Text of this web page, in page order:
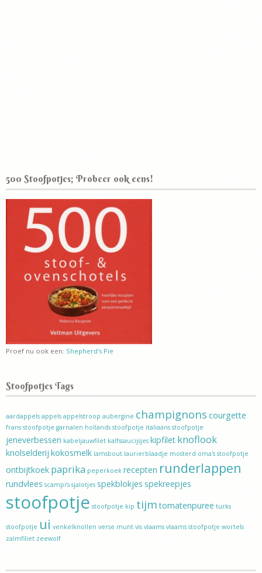
500 Stoofpotjes; Probeer ook eens!
Proef nu ook een: Shepherd's Pie
Stoofpotjes Tags
aardappels appels appelstroop aubergine champignons courgette
frans stoofpotje garnalen hollands stoofpotje italiaans stoofpotje
jeneverbessen kabeljauwfilet kalfssaucijsjes kipfilet knoflook
knolselderij kokosmelk lamsbout laurierblaadje mosterd oma's stoofpotje
ontbijtkoek paprika peperkoek recepten runderlappen
rundvlees scampi’s sjalotjes spekblokjes spekreepjes
stoofpotje stoofpotje kip tijm tomatenpuree turks
stoofpotje ui venkelknollen verse munt vis vlaams vlaams stoofpotje wortels
zalmfiliet zeewolf